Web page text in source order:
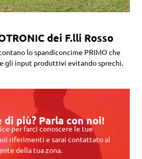
dei F.lli Rosso
lo spandiconcime PRIMO che
gli input produttivi evitando sprechi.
di più? Parla con noi!
per farci conoscere le tue
riferimenti e sarai contattato al
della tua zona.